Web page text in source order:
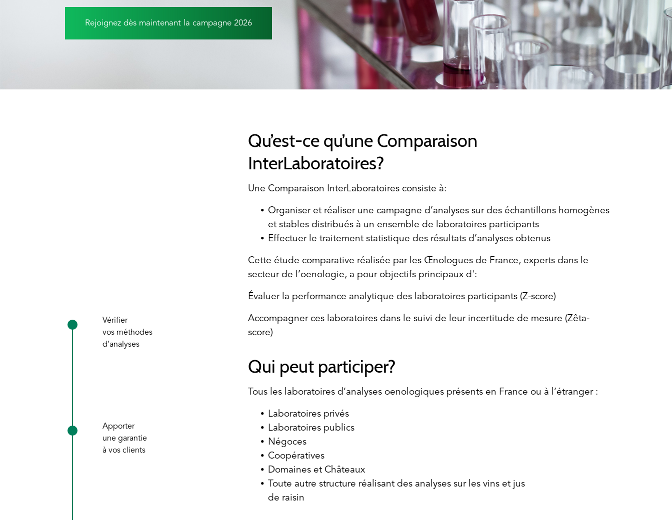
Rejoignez dès maintenant la campagne 2026
Vérifier
vos méthodes
d’analyses
Apporter
une garantie
à vos clients
Qu’est-ce qu’une Comparaison
InterLaboratoires?
Une Comparaison InterLaboratoires consiste à:
Organiser et réaliser une campagne d’analyses sur des échantillons homogènes
et stables distribués à un ensemble de laboratoires participants
Effectuer le traitement statistique des résultats d’analyses obtenus
Cette étude comparative réalisée par les Œnologues de France, experts dans le
secteur de l’oenologie, a pour objectifs principaux d':
Évaluer la performance analytique des laboratoires participants (Z-score)
Accompagner ces laboratoires dans le suivi de leur incertitude de mesure (Zêta-
score)
Qui peut participer?
Tous les laboratoires d’analyses oenologiques présents en France ou à l’étranger :
Laboratoires privés
Laboratoires publics
Négoces
Coopératives
Domaines et Châteaux
Toute autre structure réalisant des analyses sur les vins et jus
de raisin